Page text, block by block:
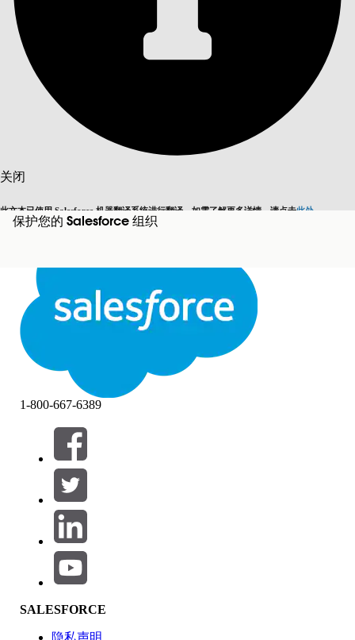
关闭
此文本已使用 Salesforce 机器翻译系统进行翻译。如需了解更多详情，请点击此处
切换为英语 而非现在
关闭关闭
保护您的 Salesforce 组织
筛选器 (0)
选择筛选器
产品区域
功能影响
1-800-667-6389
SALESFORCE
隐私声明